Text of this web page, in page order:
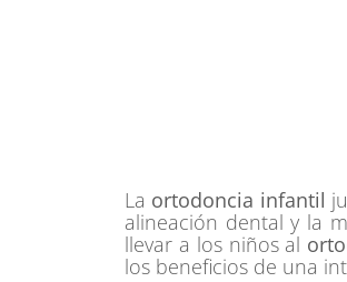
La ortodoncia infantil
alineación dental y la
llevar a los niños al
los beneficios de una